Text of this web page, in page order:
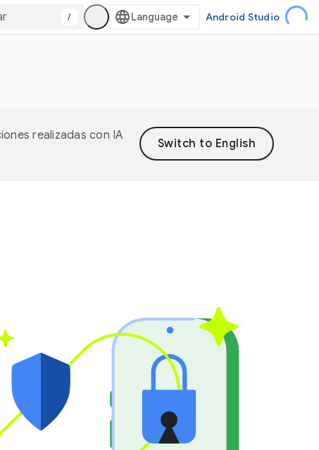
/ Android Studio
realizadas con IA